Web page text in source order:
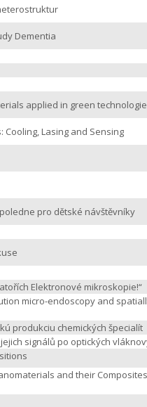
Dementia
applied in green
Lasing and Sensing
pro dětské návštěvníky
Elektronové mikroskopie!“
micro-endoscopy and
produkciu chemických špecialít
signálů po optických
and their